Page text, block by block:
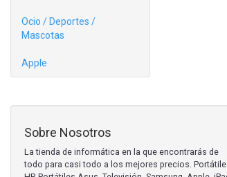
Ocio / Deportes /
Mascotas
Apple
Sobre Nosotros
La tienda de informática en la que encontrarás de
todo para casi todo a los mejores precios.